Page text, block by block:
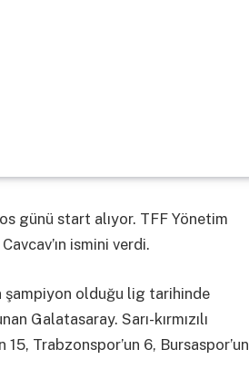
günü start alıyor. TFF Yönetim
ismini verdi.
şampiyon olduğu lig tarihinde
Galatasaray. Sarı-kırmızılı
Trabzonspor’un 6, Bursaspor’un